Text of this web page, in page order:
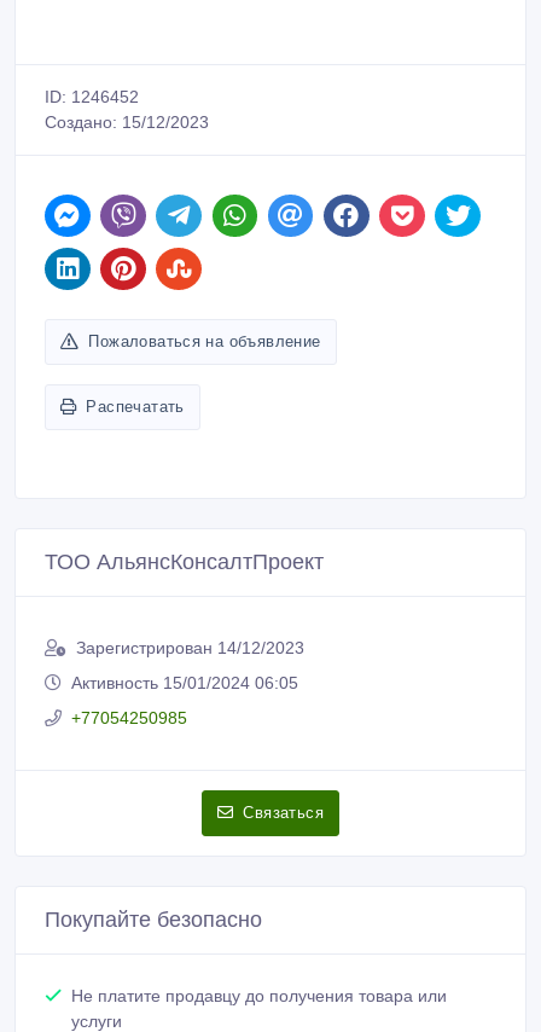
ID: 1246452
Создано: 15/12/2023
Пожаловаться на объявление
Распечатать
ТОО АльянсКонсалтПроект
Зарегистрирован 14/12/2023
Активность 15/01/2024 06:05
+77054250985
Связаться
Покупайте безопасно
Не платите продавцу до получения товара или
услуги